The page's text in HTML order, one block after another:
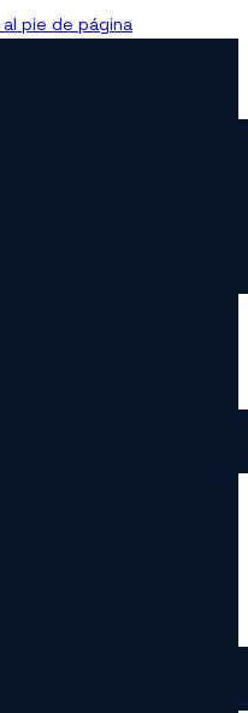
pie de página